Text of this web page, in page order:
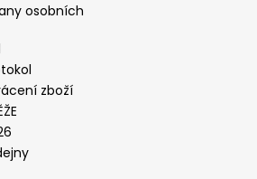
osobních
zboží